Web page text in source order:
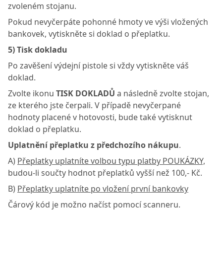
zvoleném stojanu.
Pokud nevyčerpáte pohonné hmoty ve výši vložených
bankovek, vytiskněte si doklad o přeplatku.
5) Tisk dokladu
Po zavěšení výdejní pistole si vždy vytiskněte váš
doklad.
Zvolte ikonu TISK DOKLADŮ a následně zvolte stojan,
ze kterého jste čerpali. V případě nevyčerpané
hodnoty placené v hotovosti, bude také vytisknut
doklad o přeplatku.
Uplatnění přeplatku z předchozího nákupu.
A) Přeplatky uplatníte volbou typu platby POUKÁZKY,
budou-li součty hodnot přeplatků vyšší než 100,- Kč.
B) Přeplatky uplatníte po vložení první bankovky
Čárový kód je možno načíst pomocí scanneru.